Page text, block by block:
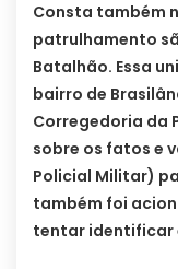
Consta também
patrulhamento
Batalhão. Essa
bairro de
Corregedoria da
sobre os fatos e
Policial Militar)
também foi
tentar identificar